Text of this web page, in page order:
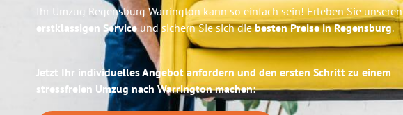
Ihr Umzug Regensburg Warrington kann so einfach sein! Erleben Sie unseren
erstklassigen Serviceund sichern Sie sich diebesten Preise in Regensburg.
Jetzt Ihr individuelles Angebot anfordern und den ersten Schritt zu einem
stressfreien Umzug nach Warrington machen: